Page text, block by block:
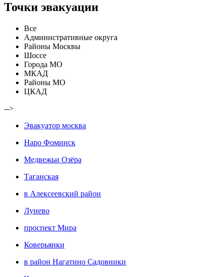
Точки эвакуации
Все
Административные округа
Районы Москвы
Шоссе
Города МО
МКАД
Районы МО
ЦКАД
-->
Эвакуатор москва
Наро Фоминск
Медвежьи Озёра
Таганская
в Алексеевский район
Лунево
проспект Мира
Коверьянки
в район Нагатино Садовники